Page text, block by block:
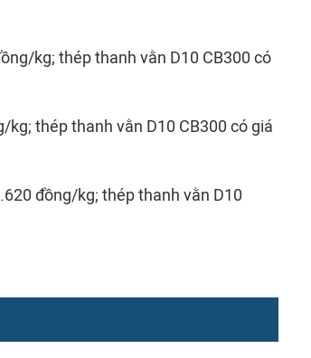
kg; thép thanh vằn D10 CB300 có
thép thanh vằn D10 CB300 có giá
đồng/kg; thép thanh vằn D10